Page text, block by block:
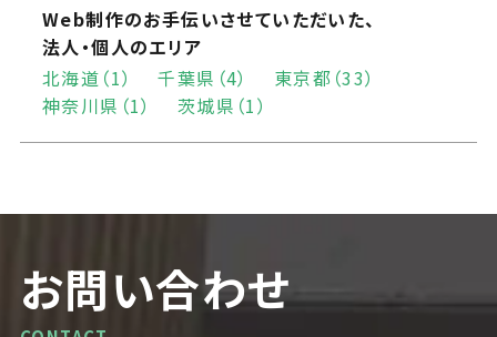
Web制作のお手伝いさせていただいた、
法人・個人のエリア
北海道（1）
千葉県（4）
東京都（33）
神奈川県（1）
茨城県（1）
お問い合わせ